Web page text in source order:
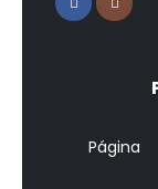
Página